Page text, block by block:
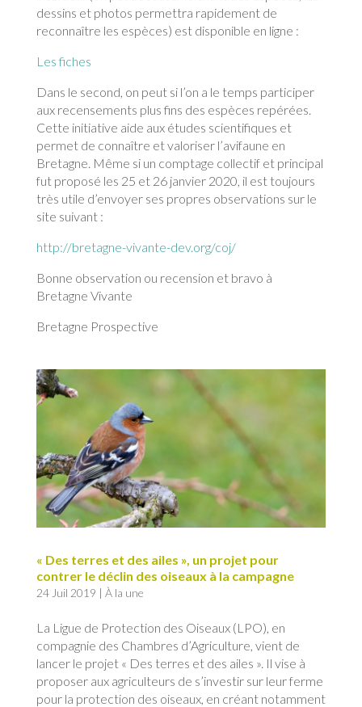
dessins et photos permettra rapidement de
reconnaître les espèces) est disponible en ligne :
Les fiches
Dans le second, on peut si l’on a le temps participer
aux recensements plus fins des espèces repérées.
Cette initiative aide aux études scientifiques et
permet de connaître et valoriser l’avifaune en
Bretagne. Même si un comptage collectif et principal
fut proposé les 25 et 26 janvier 2020, il est toujours
très utile d’envoyer ses propres observations sur le
site suivant :
http://bretagne-vivante-dev.org/coj/
Bonne observation ou recension et bravo à
Bretagne Vivante
Bretagne Prospective
« Des terres et des ailes », un projet pour
contrer le déclin des oiseaux à la campagne
24 Juil 2019 | À la une
La Ligue de Protection des Oiseaux (LPO), en
compagnie des Chambres d’Agriculture, vient de
lancer le projet « Des terres et des ailes ». Il vise à
proposer aux agriculteurs de s’investir sur leur ferme
pour la protection des oiseaux, en créant notamment